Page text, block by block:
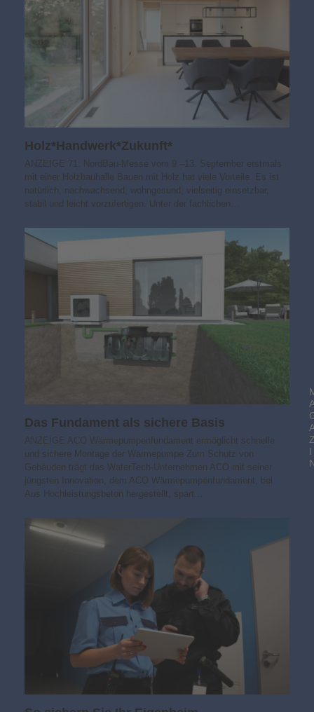
Holz*Handwerk*Zukunft*
ANZEIGE 71. NordBau-Messe vom 9.–13. September erstmals
mit einer Holzbauhalle Bauen mit Holz hat viele Vorteile. Es ist
natürlich, nachwachsend, wohngesund, vielseitig einsetzbar,
stabil und leicht vorzufertigen. Unter der fachlichen…
Das Fundament als sichere Basis
ANZEIGE ACO Wärmepumpenfundament ermöglicht schnelle
und sichere Montage der Wärmepumpe Zum Schutz von
Gebäuden trägt das WaterTech-Unternehmen ACO mit seiner
jüngsten Innovation, dem ACO Wärmepumpenfundament, bei.
Aus Hochleistungsbeton hergestellt, spart…
I